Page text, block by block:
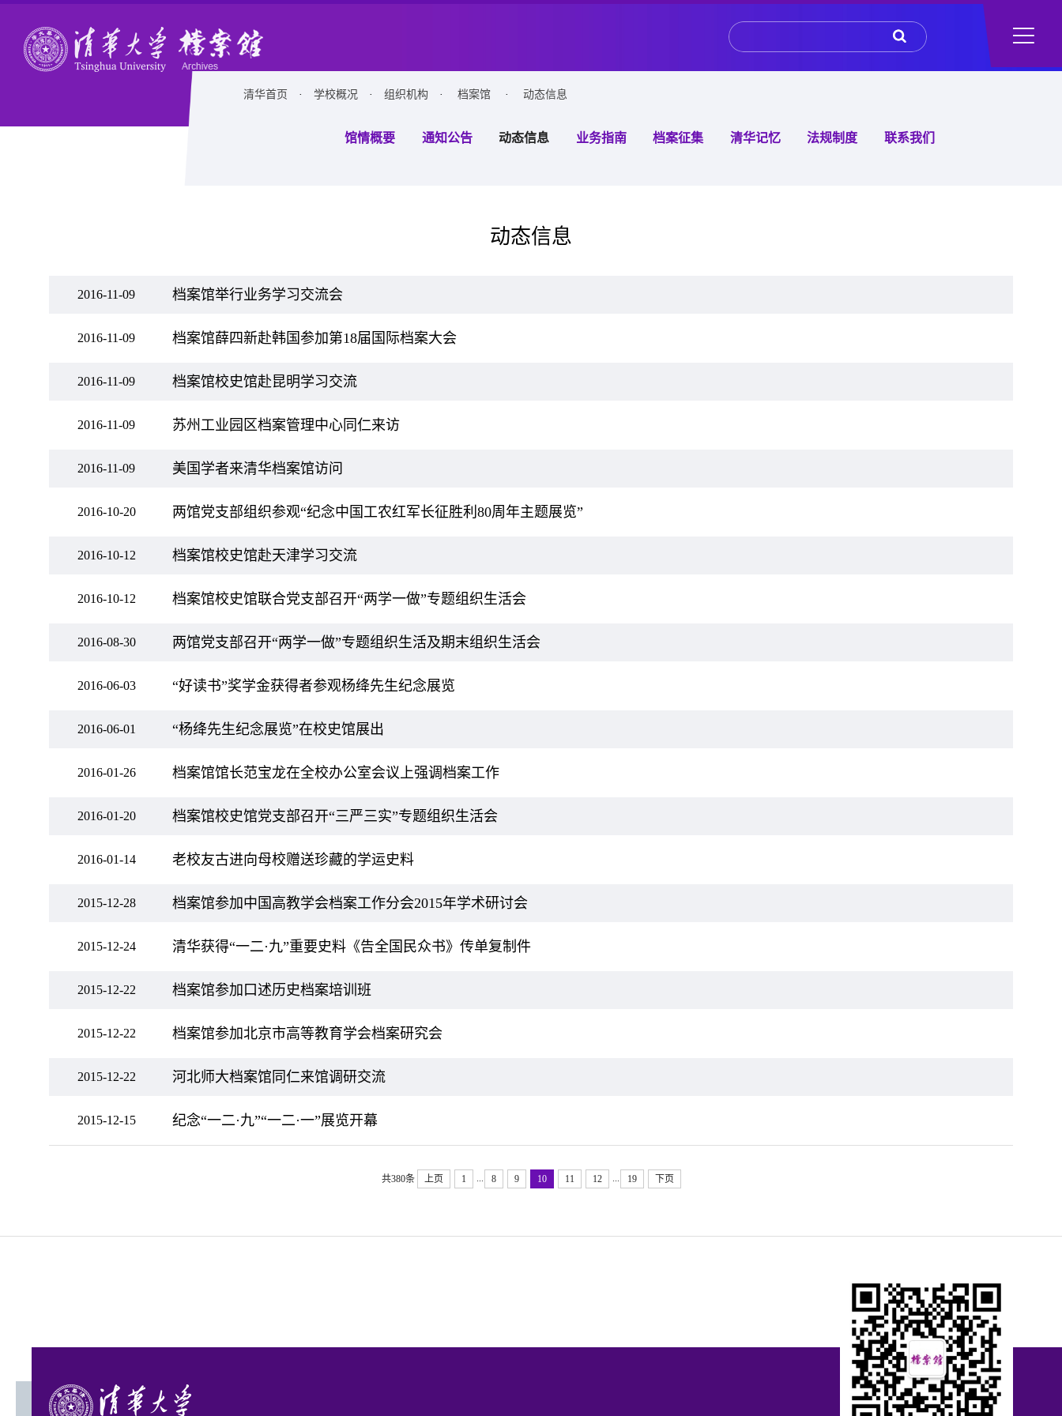
清华首页 ·学校概况 ·组织机构 ·档案馆 ·动态信息
馆情概要 通知公告 动态信息 业务指南 档案征集 清华记忆 法规制度 联系我们
动态信息
2016-11-09 档案馆举行业务学习交流会
2016-11-09 档案馆薛四新赴韩国参加第18届国际档案大会
2016-11-09 档案馆校史馆赴昆明学习交流
2016-11-09 苏州工业园区档案管理中心同仁来访
2016-11-09 美国学者来清华档案馆访问
2016-10-20 两馆党支部组织参观“纪念中国工农红军长征胜利80周年主题展览”
2016-10-12 档案馆校史馆赴天津学习交流
2016-10-12 档案馆校史馆联合党支部召开“两学一做”专题组织生活会
2016-08-30 两馆党支部召开“两学一做”专题组织生活及期末组织生活会
2016-06-03 “好读书”奖学金获得者参观杨绛先生纪念展览
2016-06-01 “杨绛先生纪念展览”在校史馆展出
2016-01-26 档案馆馆长范宝龙在全校办公室会议上强调档案工作
2016-01-20 档案馆校史馆党支部召开“三严三实”专题组织生活会
2016-01-14 老校友古进向母校赠送珍藏的学运史料
2015-12-28 档案馆参加中国高教学会档案工作分会2015年学术研讨会
2015-12-24 清华获得“一二·九”重要史料《告全国民众书》传单复制件
2015-12-22 档案馆参加口述历史档案培训班
2015-12-22 档案馆参加北京市高等教育学会档案研究会
2015-12-22 河北师大档案馆同仁来馆调研交流
2015-12-15 纪念“一二·九”“一二·一”展览开幕
共380条 上页 1 8 9 10 11 12 19 下页